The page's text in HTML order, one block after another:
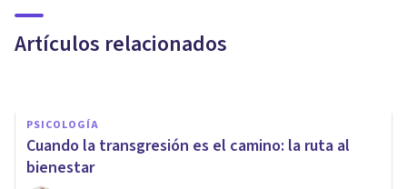
Artículos relacionados
El dolor de ya no ser
PSICOLOGÍA
Cuando la transgresión es el camino: la ruta al
bienestar